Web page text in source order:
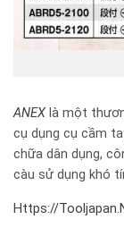
ANEX là một
cụ dụng cụ cầm
chữa dân dụng,
càu sử dụng khó
Https://